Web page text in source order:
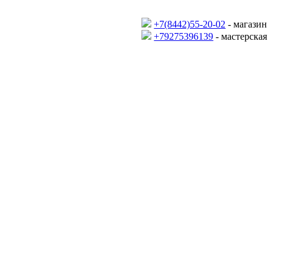
+7(8442)55-20-02 - магазин
+79275396139 - мастерская